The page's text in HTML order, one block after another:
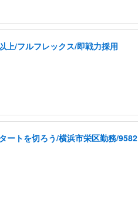
上/フルフレックス/即戦力採用
ートを切ろう/横浜市栄区勤務/9582